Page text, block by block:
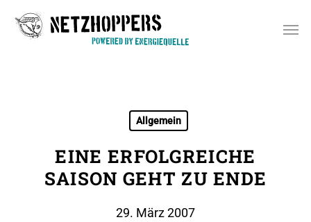
Allgemein
EINE ERFOLGREICHE
SAISON GEHT ZU ENDE
29. März 2007